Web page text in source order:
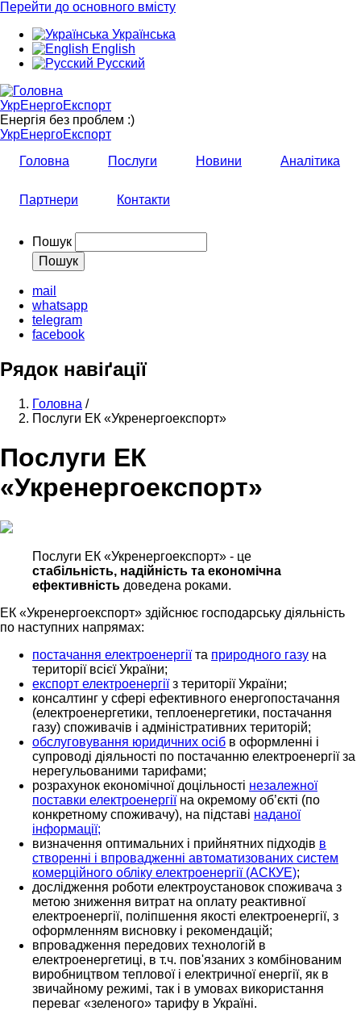
Перейти до основного вмісту
Українська
English
Русский
УкрЕнергоЕкспорт
Енергія без проблем :)
УкрЕнергоЕкспорт
Головна
Послуги Новини Аналітика
Партнери Контакти
Пошук
mail
whatsapp
telegram
facebook
Рядок навіґації
Головна /
Послуги ЕК «Укренергоекспорт»
Послуги ЕК
«Укренергоекспорт»
Послуги ЕК «Укренергоекспорт» - це
стабільність, надійність та економічна
ефективність доведена роками.
ЕК «Укренергоекспорт» здійснює господарську діяльність
по наступних напрямах:
постачання електроенергіїта природного газу на
території всієї України;
експорт електроенергіїз території України;
консалтинг у сфері ефективного енергопостачання
(електроенергетики, теплоенергетики, постачання
газу) споживачів і адміністративних територій;
обслуговування юридичних осіб в оформленні і
супроводі діяльності по постачанню електроенергії за
нерегульованими тарифами;
розрахунок економічної доцільності незалежної
поставки електроенергіїна окремому об’єкті (по
конкретному споживачу), на підставі наданої
інформації;
визначення оптимальних і прийнятних підходів в
створенні і впровадженні автоматизованих систем
комерційного обліку електроенергії (АСКУЕ);
дослідження роботи електроустановок споживача з
метою зниження витрат на оплату реактивної
електроенергії, поліпшення якості електроенергії, з
оформленням висновку і рекомендацій;
впровадження передових технологій в
електроенергетиці, в т.ч. пов'язаних з комбінованим
виробництвом теплової і електричної енергії, як в
звичайному режимі, так і в умовах використання
переваг «зеленого» тарифу в Україні.